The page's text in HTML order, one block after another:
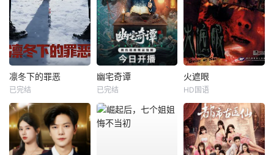
凛冬下的罪恶
已完结
幽宅奇谭
已完结
火遮眼
HD国语